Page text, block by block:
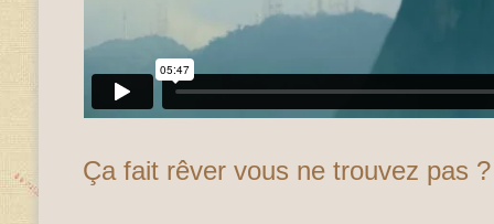
Ça fait rêver vous ne trouvez pas ?